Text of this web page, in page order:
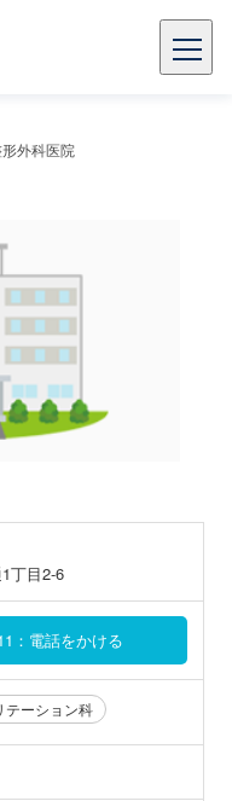
外科医院
丁目2-6
：電話をかける
テーション科